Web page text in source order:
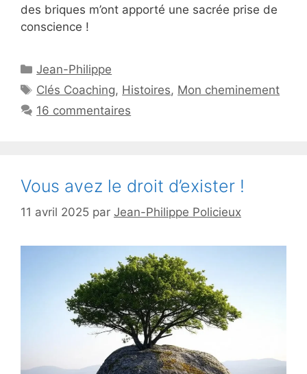
des briques m’ont apporté une sacrée prise de
conscience !
Catégories
Jean-Philippe
Étiquettes
Clés Coaching, Histoires, Mon cheminement
16 commentaires
Vous avez le droit d’exister !
11 avril 2025 par Jean-Philippe Policieux